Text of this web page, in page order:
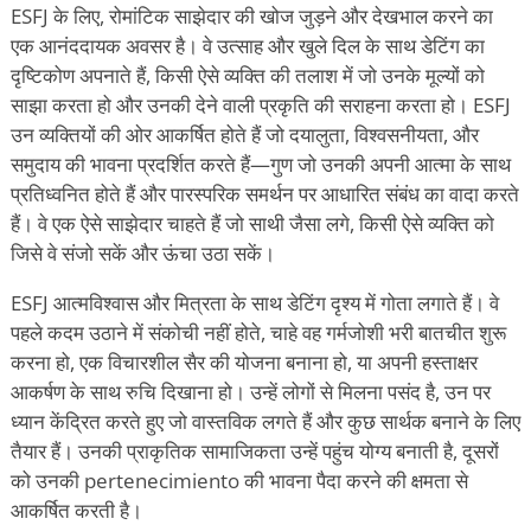
ESFJ के लिए, रोमांटिक साझेदार की खोज जुड़ने और देखभाल करने का
एक आनंददायक अवसर है। वे उत्साह और खुले दिल के साथ डेटिंग का
दृष्टिकोण अपनाते हैं, किसी ऐसे व्यक्ति की तलाश में जो उनके मूल्यों को
साझा करता हो और उनकी देने वाली प्रकृति की सराहना करता हो। ESFJ
उन व्यक्तियों की ओर आकर्षित होते हैं जो दयालुता, विश्वसनीयता, और
समुदाय की भावना प्रदर्शित करते हैं—गुण जो उनकी अपनी आत्मा के साथ
प्रतिध्वनित होते हैं और पारस्परिक समर्थन पर आधारित संबंध का वादा करते
हैं। वे एक ऐसे साझेदार चाहते हैं जो साथी जैसा लगे, किसी ऐसे व्यक्ति को
जिसे वे संजो सकें और ऊंचा उठा सकें।
ESFJ आत्मविश्वास और मित्रता के साथ डेटिंग दृश्य में गोता लगाते हैं। वे
पहले कदम उठाने में संकोची नहीं होते, चाहे वह गर्मजोशी भरी बातचीत शुरू
करना हो, एक विचारशील सैर की योजना बनाना हो, या अपनी हस्ताक्षर
आकर्षण के साथ रुचि दिखाना हो। उन्हें लोगों से मिलना पसंद है, उन पर
ध्यान केंद्रित करते हुए जो वास्तविक लगते हैं और कुछ सार्थक बनाने के लिए
तैयार हैं। उनकी प्राकृतिक सामाजिकता उन्हें पहुंच योग्य बनाती है, दूसरों
को उनकी pertenecimiento की भावना पैदा करने की क्षमता से
आकर्षित करती है।